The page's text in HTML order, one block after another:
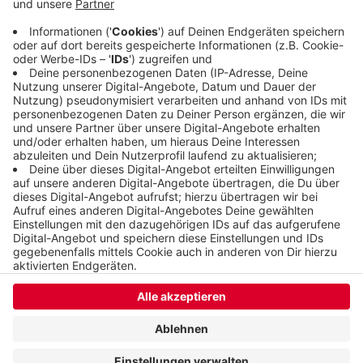
werden. Wer von der Eschenstraße auf die Trasse
will, muss während der Arbeiten über die Tunnel-
und Buchenstraße ausweichen.
Veröffentlicht:Montag, 13.07.2020 09:41
Anzeige
Anzeige